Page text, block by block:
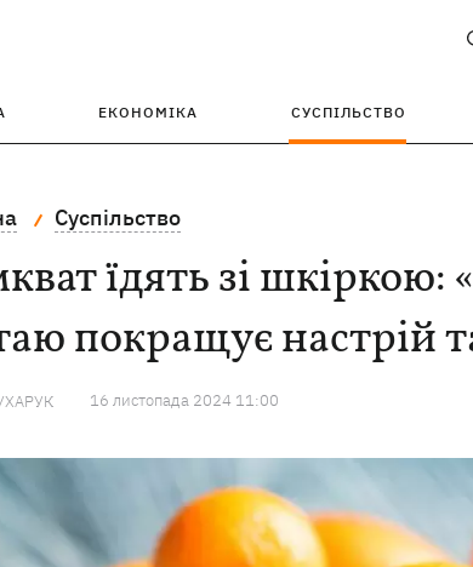
ЕКОНОМІКА СУСПІЛЬСТВО
Суспільство
їдять зі
покращує настрій
16 листопада 2024 11:00